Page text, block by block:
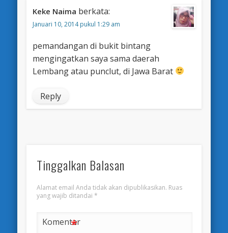
Keke Naima berkata:
Januari 10, 2014 pukul 1:29 am
pemandangan di bukit bintang
mengingatkan saya sama daerah
Lembang atau punclut, di Jawa Barat
Reply
Tinggalkan Balasan
Alamat email Anda tidak akan dipublikasikan. Ruas
yang wajib ditandai *
Komentar
*